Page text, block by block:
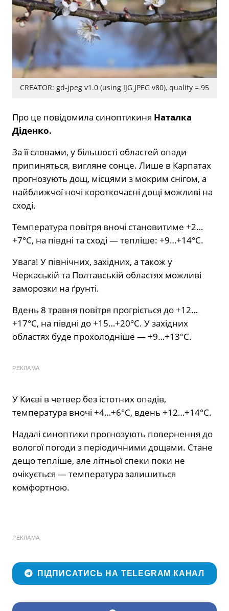
CREATOR: gd-jpeg v1.0 (using IJG JPEG v80), quality = 95
Про це повідомила синоптикиня Наталка
Діденко.
За її словами, у більшості областей опади
припиняться, вигляне сонце. Лише в Карпатах
прогнозують дощ, місцями з мокрим снігом, а
найближчої ночі короткочасні дощі можливі на
сході.
Температура повітря вночі становитиме +2…
+7°C, на півдні та сході — тепліше: +9…+14°C.
Увага! У північних, західних, а також у
Черкаській та Полтавській областях можливі
заморозки на ґрунті.
Вдень 8 травня повітря прогріється до +12…
+17°C, на півдні до +15…+20°C. У західних
областях буде прохолодніше — +9…+13°C.
РЕКЛАМА
У Києві в четвер без істотних опадів,
температура вночі +4…+6°C, вдень +12…+14°C.
Надалі синоптики прогнозують повернення до
вологої погоди з періодичними дощами. Стане
дещо тепліше, але літньої спеки поки не
очікується — температура залишиться
комфортною.
РЕКЛАМА
ПІДПИСАТИСЬ НА TELEGRAM КАНАЛ